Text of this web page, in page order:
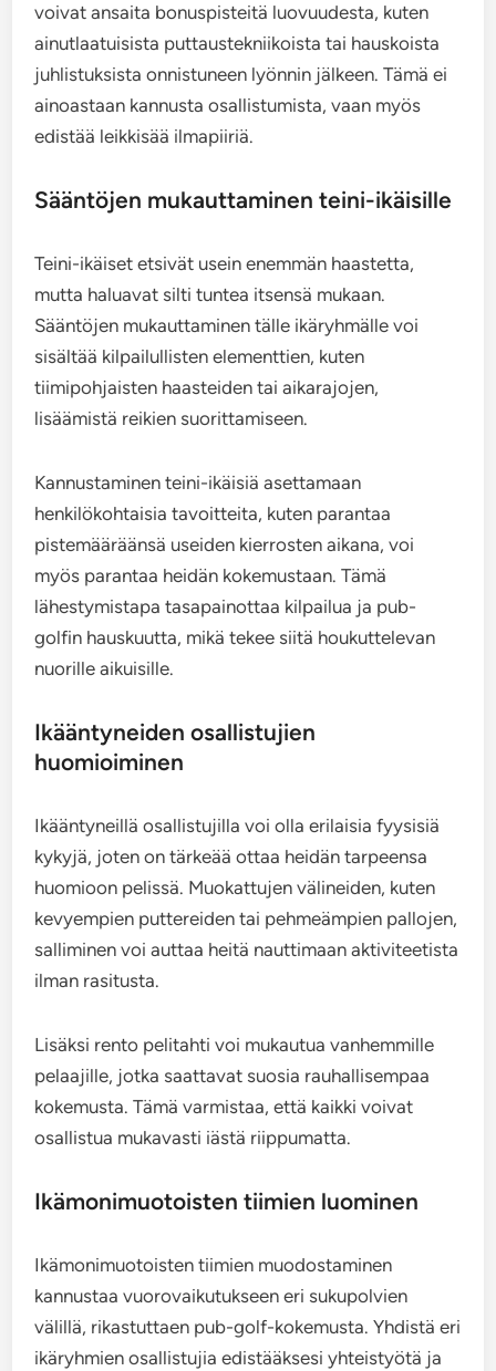
voivat ansaita bonuspisteitä luovuudesta, kuten
ainutlaatuisista puttaustekniikoista tai hauskoista
juhlistuksista onnistuneen lyönnin jälkeen. Tämä ei
ainoastaan kannusta osallistumista, vaan myös
edistää leikkisää ilmapiiriä.
Sääntöjen mukauttaminen teini-ikäisille
Teini-ikäiset etsivät usein enemmän haastetta,
mutta haluavat silti tuntea itsensä mukaan.
Sääntöjen mukauttaminen tälle ikäryhmälle voi
sisältää kilpailullisten elementtien, kuten
tiimipohjaisten haasteiden tai aikarajojen,
lisäämistä reikien suorittamiseen.
Kannustaminen teini-ikäisiä asettamaan
henkilökohtaisia tavoitteita, kuten parantaa
pistemääräänsä useiden kierrosten aikana, voi
myös parantaa heidän kokemustaan. Tämä
lähestymistapa tasapainottaa kilpailua ja pub-
golfin hauskuutta, mikä tekee siitä houkuttelevan
nuorille aikuisille.
Ikääntyneiden osallistujien
huomioiminen
Ikääntyneillä osallistujilla voi olla erilaisia fyysisiä
kykyjä, joten on tärkeää ottaa heidän tarpeensa
huomioon pelissä. Muokattujen välineiden, kuten
kevyempien puttereiden tai pehmeämpien pallojen,
salliminen voi auttaa heitä nauttimaan aktiviteetista
ilman rasitusta.
Lisäksi rento pelitahti voi mukautua vanhemmille
pelaajille, jotka saattavat suosia rauhallisempaa
kokemusta. Tämä varmistaa, että kaikki voivat
osallistua mukavasti iästä riippumatta.
Ikämonimuotoisten tiimien luominen
Ikämonimuotoisten tiimien muodostaminen
kannustaa vuorovaikutukseen eri sukupolvien
välillä, rikastuttaen pub-golf-kokemusta. Yhdistä eri
ikäryhmien osallistujia edistääksesi yhteistyötä ja